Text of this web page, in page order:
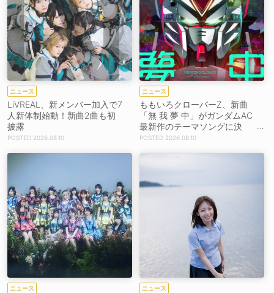
ニュース
LiVREAL、新メンバー加入で7
人新体制始動！新曲2曲も初
披露
2026.08.10
ニュース
ももいろクローバーZ、新曲
「無 我 夢 中」がガンダムAC
最新作のテーマソングに決
定！8月26日配信リリース！
2026.08.10
ニュース ニュース